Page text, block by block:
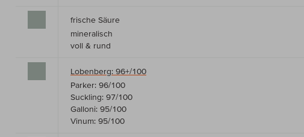
frische Säure
mineralisch
voll & rund
Lobenberg: 96+/100
Parker: 96/100
Suckling: 97/100
Galloni: 95/100
Vinum: 95/100